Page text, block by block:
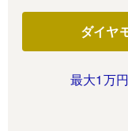
ダイヤ
最大1万